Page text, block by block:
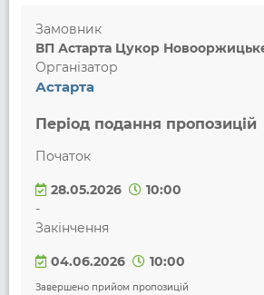
Замовник
ВП Астарта Цукор
Організатор
Астарта
Період подання пропозицій
Початок
28.05.2026
10:00
-
Закінчення
04.06.2026 10:00
Завершено прийом пропозицій